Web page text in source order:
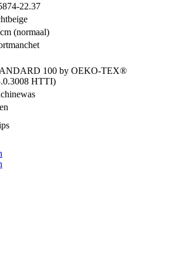
22.37
(normaal)
100 by OEKO-TEX®
HTTI)